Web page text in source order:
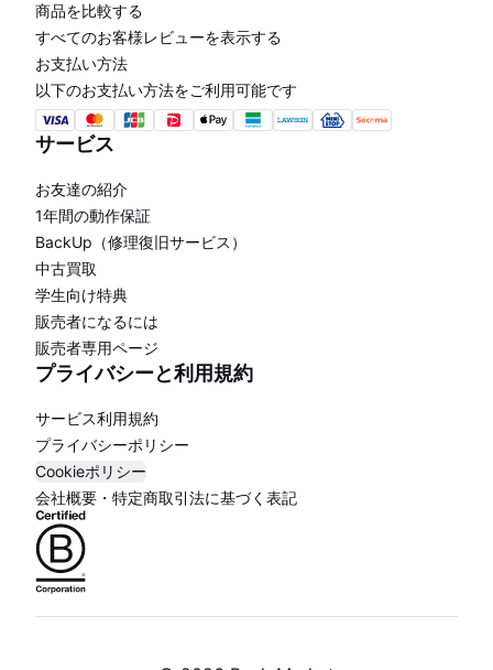
商品を比較する
すべてのお客様レビューを表示する
お支払い方法
以下のお支払い方法をご利用可能です
サービス
お友達の紹介
1年間の動作保証
BackUp（修理復旧サービス）
中古買取
学生向け特典
販売者になるには
販売者専用ページ
プライバシーと利用規約
サービス利用規約
プライバシーポリシー
Cookieポリシー
会社概要・特定商取引法に基づく表記